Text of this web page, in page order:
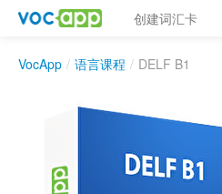
创建词汇卡
VocApp / 语言课程 / DELF B1